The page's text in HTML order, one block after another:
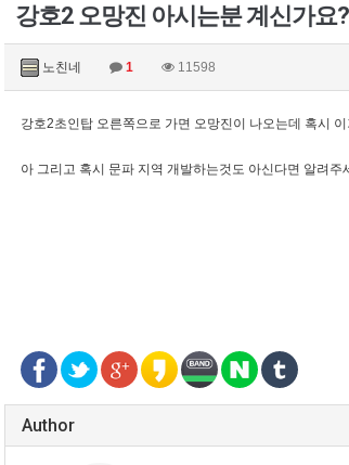
강호2 오망진 아시는분 계신가요?
노친네 1 11598
강호2초인탑 오른쪽으로 가면 오망진이 나오는데 혹시
아 그리고 혹시 문파 지역 개발하는것도 아신다면 알려주
Author